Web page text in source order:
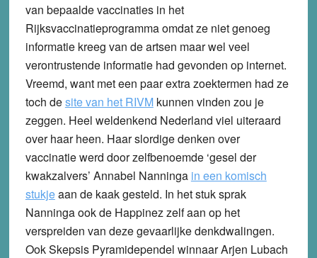
van bepaalde vaccinaties in het
Rijksvaccinatieprogramma omdat ze niet genoeg
informatie kreeg van de artsen maar wel veel
verontrustende informatie had gevonden op internet.
Vreemd, want met een paar extra zoektermen had ze
toch desite van het RIVMkunnen vinden zou je
zeggen. Heel weldenkend Nederland viel uiteraard
over haar heen. Haar slordige denken over
vaccinatie werd door zelfbenoemde ‘gesel der
kwakzalvers’ Annabel Nanninga in een komisch
stukjeaan de kaak gesteld. In het stuk sprak
Nanninga ook de Happinez zelf aan op het
verspreiden van deze gevaarlijke denkdwalingen.
Ook Skepsis Pyramidependel winnaar Arjen Lubach